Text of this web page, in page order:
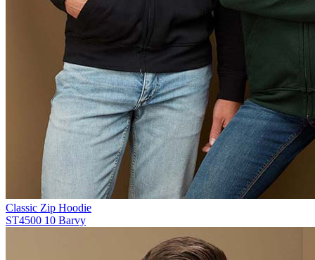
Classic Zip Hoodie
ST4500 10 Barvy